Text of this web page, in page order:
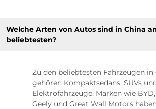
Welche Arten von Autos sind in China
beliebtesten?
Zu den beliebtesten Fahrzeugen in
gehören Kompaktsedans, SUVs
Elektrofahrzeuge. Marken wie BYD,
Geely und Great Wall Motors